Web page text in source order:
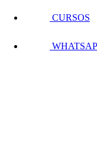
CURSOS